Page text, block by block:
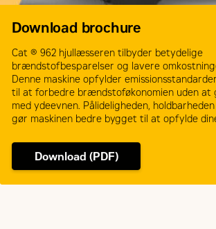
Download brochure
Cat ® 962 hjullæsseren tilbyder betydelige
brændstofbesparelser og lavere
Denne maskine opfylder
til at forbedre brændstoføkonomien uden at
med ydeevnen. Pålideligheden,
gør maskinen bedre bygget til at opfylde
Download (PDF)